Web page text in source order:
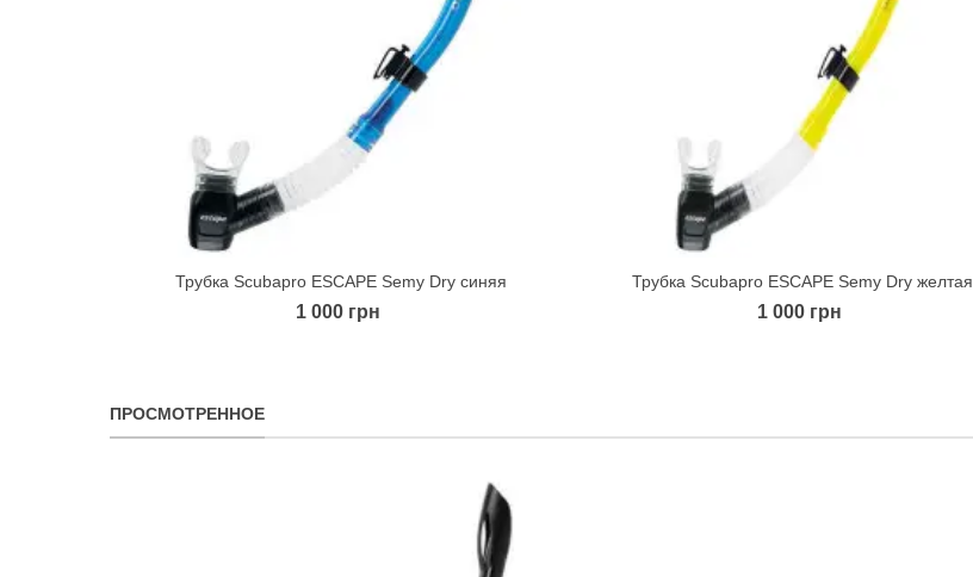
Quick view
Трубка Scubapro ESCAPE Semy Dry синяя
1 000 грн
Quick view
Трубка Scubapro ESCAPE Semy Dry желтая
1 000 грн
ПРОСМОТРЕННОЕ